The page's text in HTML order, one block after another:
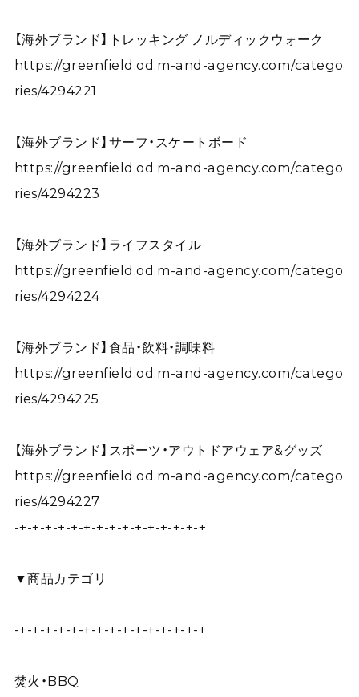
【海外ブランド】トレッキング ノルディックウォーク
https://greenfield.od.m-and-agency.com/catego
ries/4294221
【海外ブランド】サーフ・スケートボード
https://greenfield.od.m-and-agency.com/catego
ries/4294223
【海外ブランド】ライフスタイル
https://greenfield.od.m-and-agency.com/catego
ries/4294224
【海外ブランド】食品・飲料・調味料
https://greenfield.od.m-and-agency.com/catego
ries/4294225
【海外ブランド】スポーツ・アウトドアウェア&グッズ
https://greenfield.od.m-and-agency.com/catego
ries/4294227
-+-+-+-+-+-+-+-+-+-+-+-+-+-+-+
▼商品カテゴリ
-+-+-+-+-+-+-+-+-+-+-+-+-+-+-+
焚火・BBQ